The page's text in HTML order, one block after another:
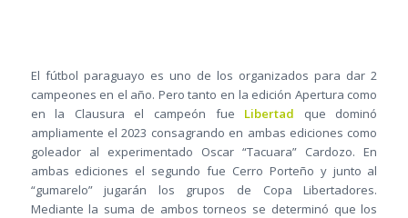
El fútbol paraguayo es uno de los organizados para dar 2
campeones en el año. Pero tanto en la edición Apertura como
en la Clausura el campeón fue Libertad que dominó
ampliamente el 2023 consagrando en ambas ediciones como
goleador al experimentado Oscar “Tacuara” Cardozo. En
ambas ediciones el segundo fue Cerro Porteño y junto al
“gumarelo” jugarán los grupos de Copa Libertadores.
Mediante la suma de ambos torneos se determinó que los